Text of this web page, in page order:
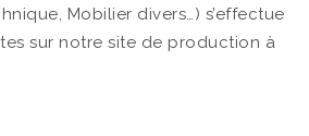
Mobilier divers…) s’effectue
sur notre site de production à